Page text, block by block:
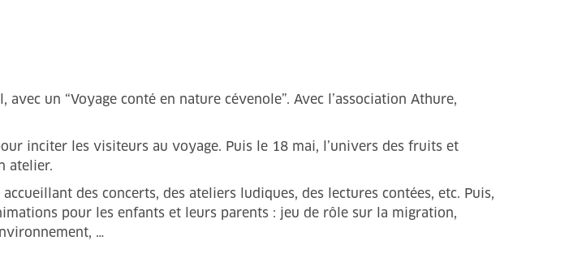
un “Voyage conté en nature cévenole”. Avec l’association Athure,
inciter les visiteurs au voyage. Puis le 18 mai, l’univers des fruits et
atelier.
des concerts, des ateliers ludiques, des lectures contées, etc. Puis,
pour les enfants et leurs parents : jeu de rôle sur la migration,
…